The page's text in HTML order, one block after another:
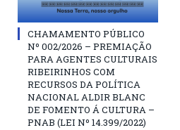
CHAMAMENTO PÚBLICO
Nº 002/2026 – PREMIAÇÃO
PARA AGENTES CULTURAIS
RIBEIRINHOS COM
RECURSOS DA POLÍTICA
NACIONAL ALDIR BLANC
DE FOMENTO Á CULTURA –
PNAB (LEI Nº 14.399/2022)